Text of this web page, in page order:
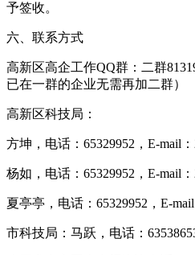
予签收。
六、联系方式
高新区高企工作QQ群：二群
已在一群的企业无需再加二群）
高新区科技局：
方坤，电话：65329952，E-mail：
杨如，电话：65329952，E-mail：
夏亭亭，电话：65329952，E-mail
市科技局：马跃，电话：